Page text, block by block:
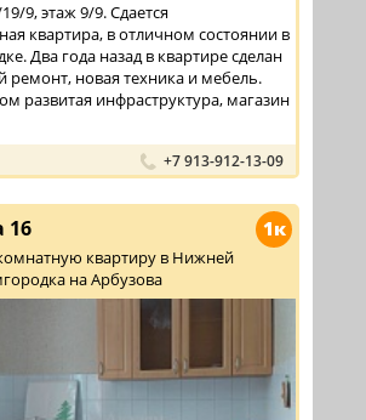
9, этаж 9/9. Сдается
квартира, в отличном состоянии в
Два года назад в квартире сделан
ремонт, новая техника и мебель.
развитая инфраструктура, магазин
+7 913-912-13-09
1к
16
квартиру в Нижней
на Арбузова